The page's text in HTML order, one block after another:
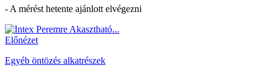
- A mérést hetente ajánlott elvégezni
Előnézet
Egyéb öntözés alkatrészek